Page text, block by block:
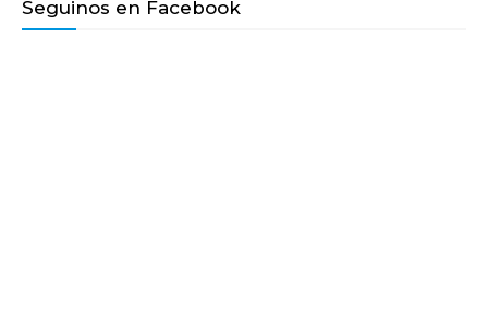
Seguinos en Facebook